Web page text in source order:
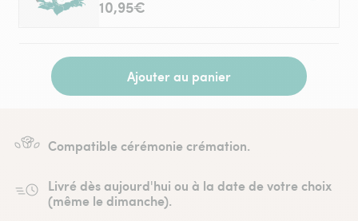
10,95€
Ajouter au panier
Compatible cérémonie crémation.
Livré dès aujourd'hui ou à la date de votre choix
(même le dimanche).